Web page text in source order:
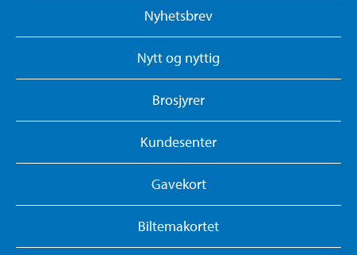
Nyhetsbrev
Nytt og nyttig
Brosjyrer
Kundesenter
Gavekort
Biltemakortet